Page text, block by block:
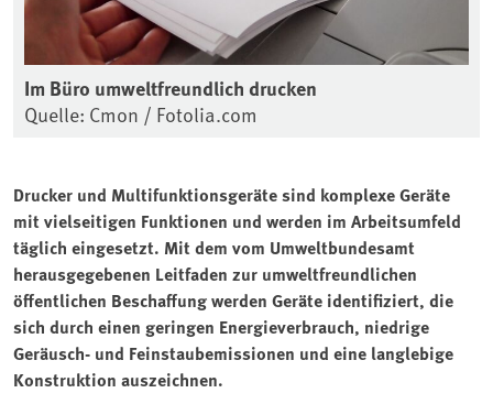
Im Büro umweltfreundlich drucken
Quelle: Cmon / Fotolia.com
Drucker und Multifunktionsgeräte sind komplexe Geräte
mit vielseitigen Funktionen und werden im Arbeitsumfeld
täglich eingesetzt. Mit dem vom ⁠Umweltbundesamt⁠
herausgegebenen Leitfaden zur umweltfreundlichen
öffentlichen Beschaffung werden Geräte identifiziert, die
sich durch einen geringen Energieverbrauch, niedrige
Geräusch- und Feinstaubemissionen und eine langlebige
Konstruktion auszeichnen.